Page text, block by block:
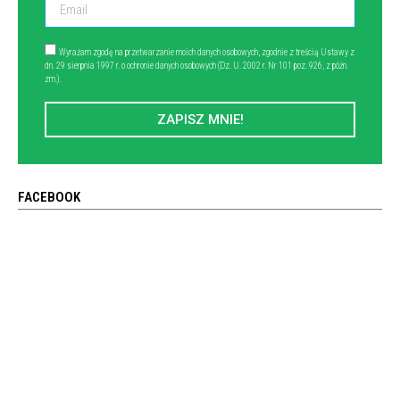
Wyrażam zgodę na przetwarzanie moich danych osobowych, zgodnie z treścią Ustawy z
dn. 29 sierpnia 1997 r. o ochronie danych osobowych (Dz. U. 2002 r. Nr 101 poz. 926, z późn.
zm.).
ZAPISZ MNIE!
FACEBOOK